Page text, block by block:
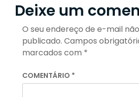
Deixe um
O seu endereço de e-mail
publicado. Campos
marcados com *
COMENTÁRIO *